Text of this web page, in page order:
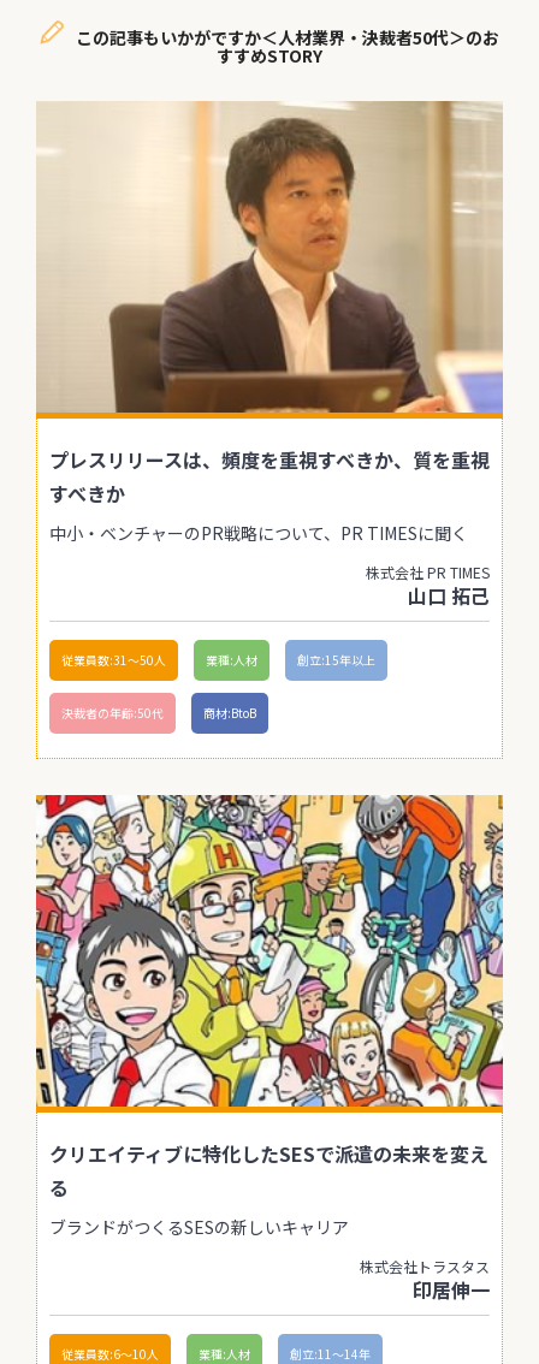
この記事もいかがですか＜人材業界・決裁者50代＞のお
すすめSTORY
プレスリリースは、頻度を重視すべきか、質を重視
すべきか
中小・ベンチャーのPR戦略について、PR TIMESに聞く
株式会社 PR TIMES
山口 拓己
従業員数:31〜50人 業種:人材 創立:15年以上
決裁者の年齢:50代 商材:BtoB
クリエイティブに特化したSESで派遣の未来を変え
る
ブランドがつくるSESの新しいキャリア
株式会社トラスタス
印居伸一
従業員数:6～10人 業種:人材 創立:11〜14年